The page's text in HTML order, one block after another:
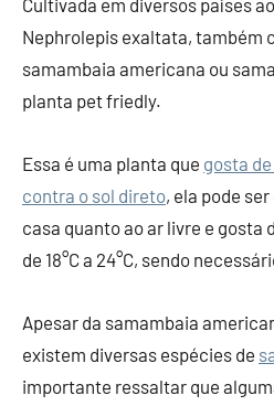
Cultivada em diversos países
Nephrolepis exaltata, também
samambaia americana ou
planta pet friedly.
Essa é uma planta que gosta
contra o sol direto, ela pode
casa quanto ao ar livre e
de 18°C a 24°C, sendo
Apesar da samambaia
existem diversas espécies de
importante ressaltar que